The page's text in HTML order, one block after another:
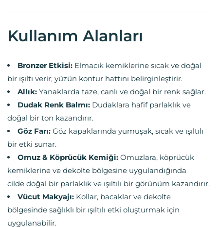
Kullanım Alanları
Bronzer Etkisi: Elmacık kemiklerine sıcak ve doğal
bir ışıltı verir; yüzün kontur hattını belirginleştirir.
Allık: Yanaklarda taze, canlı ve doğal bir renk sağlar.
Dudak Renk Balmı: Dudaklara hafif parlaklık ve
doğal bir ton kazandırır.
Göz Farı: Göz kapaklarında yumuşak, sıcak ve ışıltılı
bir etki sunar.
Omuz & Köprücük Kemiği: Omuzlara, köprücük
kemiklerine ve dekolte bölgesine uygulandığında
cilde doğal bir parlaklık ve ışıltılı bir görünüm kazandırır.
Vücut Makyajı: Kollar, bacaklar ve dekolte
bölgesinde sağlıklı bir ışıltılı etki oluşturmak için
uygulanabilir.